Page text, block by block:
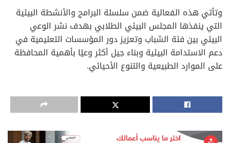
وتأتي هذه الفعالية ضمن سلسلة البرامج والأنشطة البيئية
التي ينفذها المجلس البيئي الطلابي بهدف نشر الوعي
البيئي بين فئة الشباب وتعزيز دور المؤسسات التعليمية في
دعم الاستدامة البيئية وبناء جيل أكثر وعيًا بأهمية المحافظة
على الموارد الطبيعية والتنوع الأحيائي.